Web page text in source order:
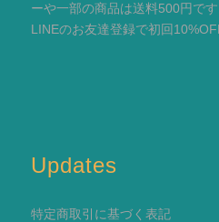
ーや一部の商品は送料500円です
LINEのお友達登録で初回
Updates
特定商取引に基づく表記